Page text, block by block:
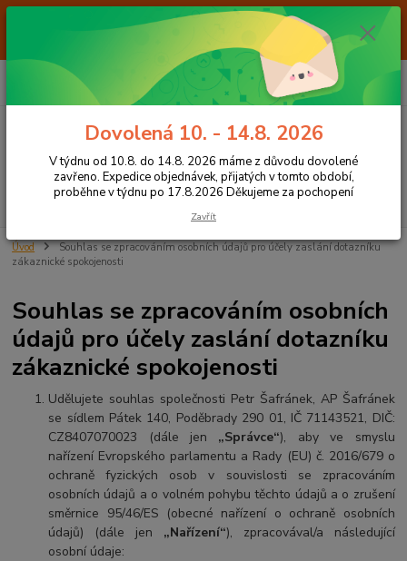
Od 7.8. do 14.8. 2026 máme z důvodu dovolené ZAVŘENO. Expedice
objednávek, přijatých v tomto období, proběhne v týdnu po 17.8.2026
Děkujeme za pochopení
CZK
Hledat
+420 605 283 713
za0,00 Kč
Úvod
Souhlas se zpracováním osobních údajů pro účely zaslání dotazníku
zákaznické spokojenosti
Souhlas se zpracováním osobních
údajů pro účely zaslání dotazníku
zákaznické spokojenosti
Udělujete souhlas společnosti Petr Šafránek, AP Šafránek
se sídlem Pátek 140, Poděbrady 290 01, IČ 71143521, DIČ:
CZ8407070023 (dále jen „Správce“), aby ve smyslu
nařízení Evropského parlamentu a Rady (EU) č. 2016/679 o
ochraně fyzických osob v souvislosti se zpracováním
osobních údajů a o volném pohybu těchto údajů a o zrušení
směrnice 95/46/ES (obecné nařízení o ochraně osobních
údajů) (dále jen „Nařízení“), zpracovával/a následující
osobní údaje:
Dovolená 10. - 14.8. 2026
V týdnu od 10.8. do 14.8. 2026 máme z důvodu dovolené
zavřeno. Expedice objednávek, přijatých v tomto období,
proběhne v týdnu po 17.8.2026 Děkujeme za pochopení
Zavřít